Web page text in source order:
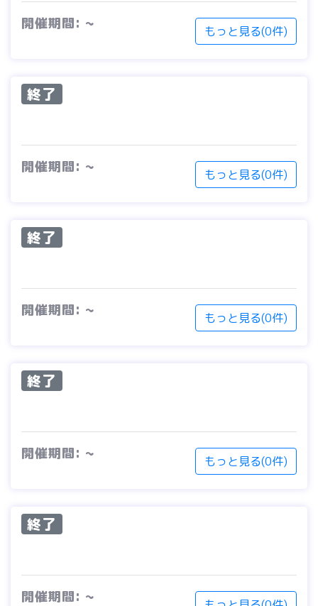
開催期間: ~ もっと見る(0件)
終了
開催期間: ~ もっと見る(0件)
終了
開催期間: ~ もっと見る(0件)
終了
開催期間: ~ もっと見る(0件)
終了
開催期間: ~